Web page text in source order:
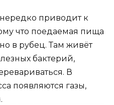
приводит к
что поедаемая пища
в рубец. Там живёт
бактерий,
В
появляются газы,